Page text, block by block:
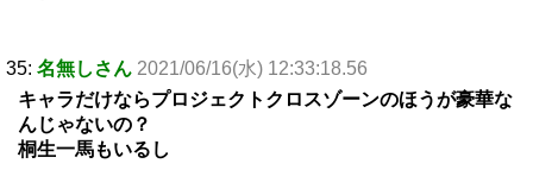
35: 名無しさん 2021/06/16(水) 12:33:18.56
キャラだけならプロジェクトクロスゾーンのほうが豪華な
んじゃないの？
桐生一馬もいるし